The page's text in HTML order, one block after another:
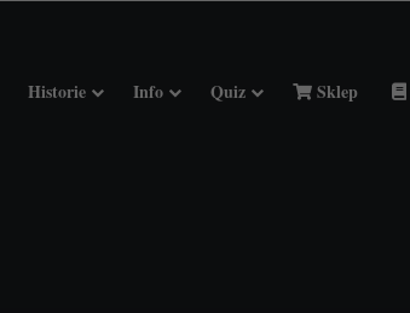
Historie Info Quiz Sklep